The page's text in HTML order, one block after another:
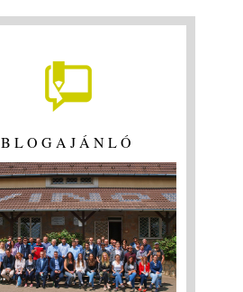
BLOGAJÁNLÓ